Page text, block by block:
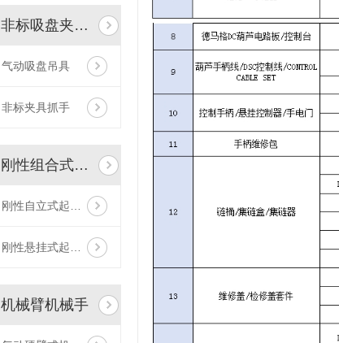
非标吸盘夹具抓手
气动吸盘吊具
非标夹具抓手
刚性组合式起重机
刚性自立式起重机
刚性悬挂式起重机
机械臂机械手